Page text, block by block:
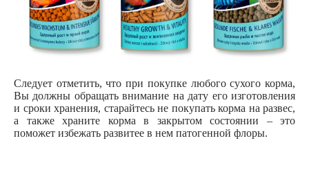
Следует отметить, что при покупке любого сухого корма,
Вы должны обращать внимание на дату его изготовления
и сроки хранения, старайтесь не покупать корма на развес,
а также храните корма в закрытом состоянии – это
поможет избежать развитее в нем патогенной флоры.